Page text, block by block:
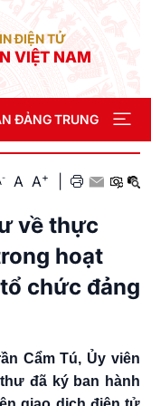
ĐIỆN TỬ
VIỆT NAM
ĐẢNG TRUNG ƯƠNG
- A A+
về thực
hoạt
chức đảng
Cẩm Tú, Ủy viên
đã ký ban hành